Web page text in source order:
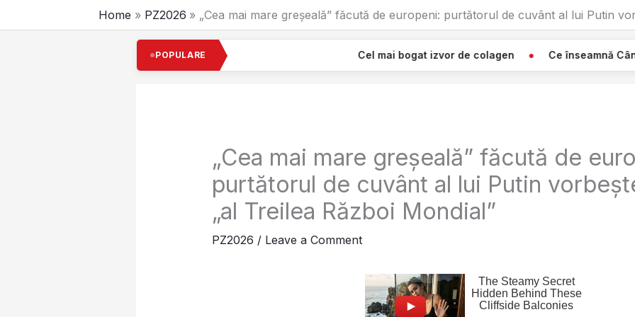
to
Home PZ2026 „Cea mai mare greșeală” făcută de europeni: purtătorul de cuvânt al lui Putin
POPULARE Cel mai bogat izvor de colagen Ce înseamnă Când Vezi O Pânză
„Cea mai mare greșeală” făcută de
purtătorul de cuvânt al lui Putin
„al Treilea Război Mondial”
PZ2026 / Leave a Comment